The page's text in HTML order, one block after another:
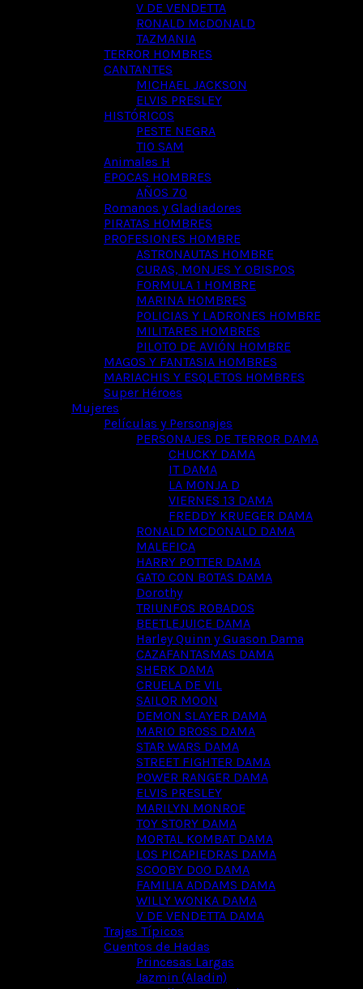
V DE VENDETTA
RONALD McDONALD
TAZMANIA
TERROR HOMBRES
CANTANTES
MICHAEL JACKSON
ELVIS PRESLEY
HISTÓRICOS
PESTE NEGRA
TIO SAM
Animales H
EPOCAS HOMBRES
AÑOS 70
Romanos y Gladiadores
PIRATAS HOMBRES
PROFESIONES HOMBRE
ASTRONAUTAS HOMBRE
CURAS, MONJES Y OBISPOS
FORMULA 1 HOMBRE
MARINA HOMBRES
POLICIAS Y LADRONES HOMBRE
MILITARES HOMBRES
PILOTO DE AVIÓN HOMBRE
MAGOS Y FANTASIA HOMBRES
MARIACHIS Y ESQLETOS HOMBRES
Super Héroes
Mujeres
Películas y Personajes
PERSONAJES DE TERROR DAMA
CHUCKY DAMA
IT DAMA
LA MONJA D
VIERNES 13 DAMA
FREDDY KRUEGER DAMA
RONALD MCDONALD DAMA
MALEFICA
HARRY POTTER DAMA
GATO CON BOTAS DAMA
Dorothy
TRIUNFOS ROBADOS
BEETLEJUICE DAMA
Harley Quinn y Guason Dama
CAZAFANTASMAS DAMA
SHERK DAMA
CRUELA DE VIL
SAILOR MOON
DEMON SLAYER DAMA
MARIO BROSS DAMA
STAR WARS DAMA
STREET FIGHTER DAMA
POWER RANGER DAMA
ELVIS PRESLEY
MARILYN MONROE
TOY STORY DAMA
MORTAL KOMBAT DAMA
LOS PICAPIEDRAS DAMA
SCOOBY DOO DAMA
FAMILIA ADDAMS DAMA
WILLY WONKA DAMA
V DE VENDETTA DAMA
Trajes Típicos
Cuentos de Hadas
Princesas Largas
Jazmin (Aladin)